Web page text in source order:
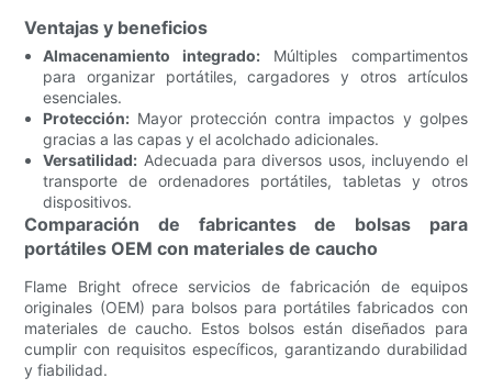
Ventajas y beneficios
Almacenamiento integrado: Múltiples compartimentos
para organizar portátiles, cargadores y otros artículos
esenciales.
Protección: Mayor protección contra impactos y golpes
gracias a las capas y el acolchado adicionales.
Versatilidad: Adecuada para diversos usos, incluyendo el
transporte de ordenadores portátiles, tabletas y otros
dispositivos.
Comparación de fabricantes de bolsas para
portátiles OEM con materiales de caucho
Flame Bright ofrece servicios de fabricación de equipos
originales (OEM) para bolsos para portátiles fabricados con
materiales de caucho. Estos bolsos están diseñados para
cumplir con requisitos específicos, garantizando durabilidad
y fiabilidad.